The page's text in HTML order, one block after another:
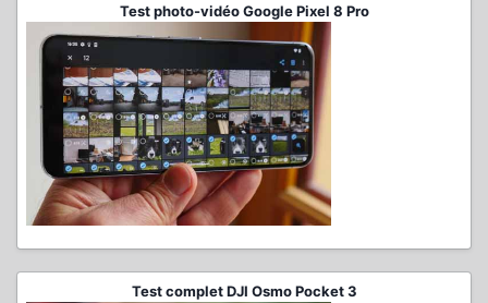
Test photo-vidéo Google Pixel 8 Pro
Test complet DJI Osmo Pocket 3